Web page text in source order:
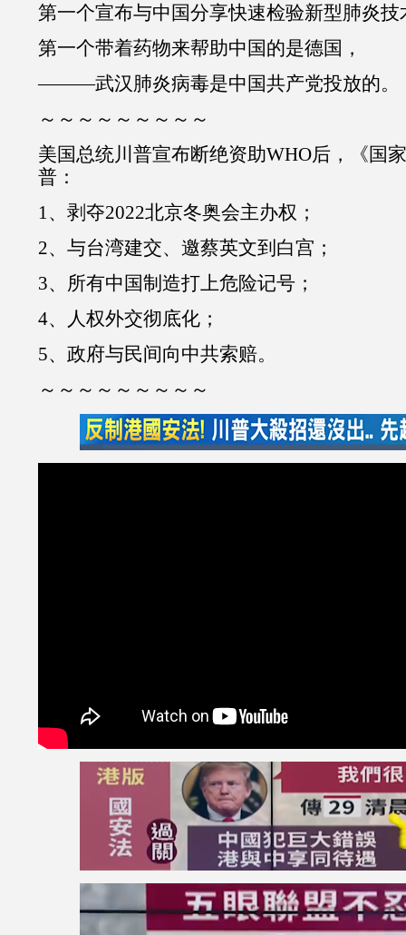
第一个宣布与中国分享快速检验新型肺炎技
第一个带着药物来帮助中国的是德国，
———武汉肺炎病毒是中国共产党投放的。
～～～～～～～～～
美国总统川普宣布断绝资助WHO后，《国
普：
1、剥夺2022北京冬奥会主办权；
2、与台湾建交、邀蔡英文到白宫；
3、所有中国制造打上危险记号；
4、人权外交彻底化；
5、政府与民间向中共索赔。
～～～～～～～～～